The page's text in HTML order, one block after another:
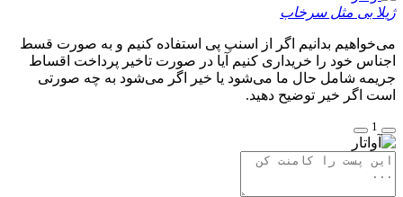
ژیلا بی مثل سرخاب
می‌خواهیم بدانیم اگر از اسنپ پی استفاده کنیم و به صورت قسط
اجناس خود را خریداری کنیم آیا در صورت تاخیر پرداخت اقساط
جریمه شامل حال ما می‌شود یا خیر اگر می‌شود به چه صورتی
است اگر خیر توضیح دهید.
1